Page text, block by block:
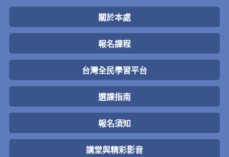
關於本處
報名課程
台灣全民學習平台
選課指南
報名須知
講堂與精彩影音